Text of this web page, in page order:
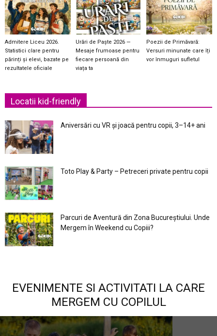
Admitere Liceu 2026.
Statistici clare pentru
părinți și elevi, bazate pe
rezultatele oficiale
Urări de Paște 2026 —
Mesaje frumoase pentru
fiecare persoană din
viața ta
Poezii de Primăvară:
Versuri minunate care îți
vor înmuguri sufletul
Locatii kid-friendly
Aniversări cu VR și joacă pentru copii, 3–14+ ani
Toto Play & Party – Petreceri private pentru copii
Parcuri de Aventură din Zona Bucureştiului. Unde
Mergem în Weekend cu Copiii?
EVENIMENTE SI ACTIVITATI LA CARE
MERGEM CU COPILUL